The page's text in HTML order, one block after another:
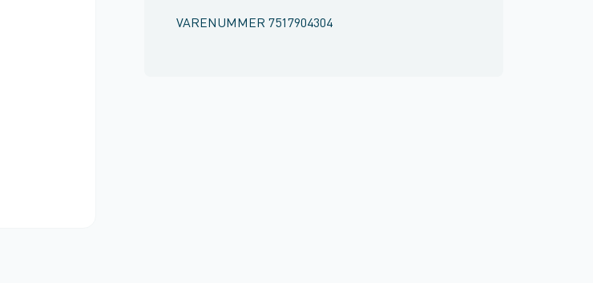
VARENUMMER 7517904304